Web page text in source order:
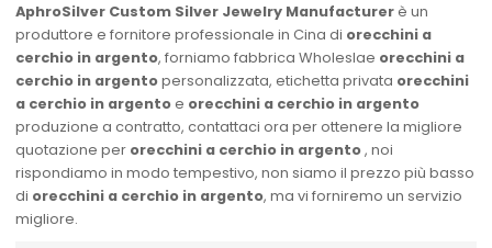
AphroSilver Custom Silver Jewelry Manufacturerè un
produttore e fornitore professionale in Cina di orecchini a
cerchio in argento, forniamo fabbrica Wholeslae orecchini a
cerchio in argentopersonalizzata, etichetta privata orecchini
a cerchio in argentoe orecchini a cerchio in argento
produzione a contratto, contattaci ora per ottenere la migliore
quotazione per orecchini a cerchio in argento, noi
rispondiamo in modo tempestivo, non siamo il prezzo più basso
di orecchini a cerchio in argento, ma vi forniremo un servizio
migliore.